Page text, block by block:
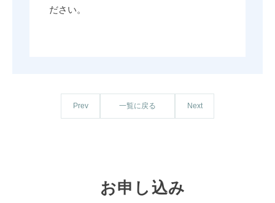
ださい。
Prev 一覧に戻る Next
お申し込み